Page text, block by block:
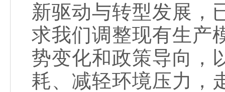
新驱动与转型发展，
求我们调整现有生产
势变化和政策导向，
耗、减轻环境压力，